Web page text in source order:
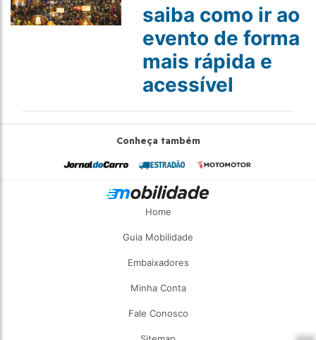
saiba como ir ao
evento de forma
mais rápida e
acessível
Conheça também
Home
Guia Mobilidade
Embaixadores
Minha Conta
Fale Conosco